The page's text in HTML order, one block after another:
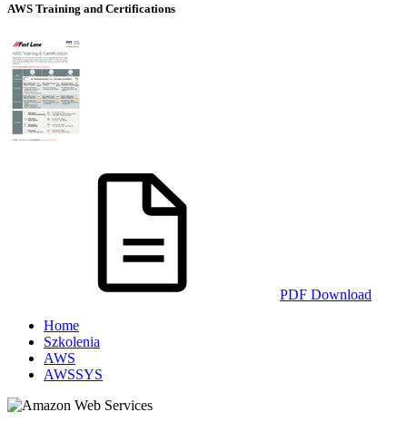
AWS Training and Certifications
PDF Download
Home
Szkolenia
AWS
AWSSYS